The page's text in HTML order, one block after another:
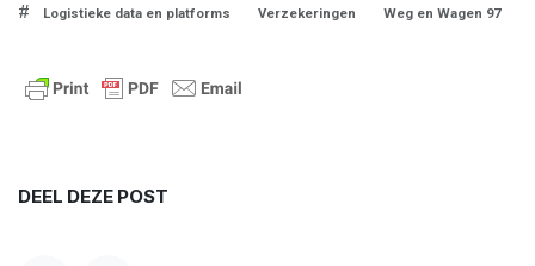
#
Logistieke data en platforms Verzekeringen Weg en Wagen 97
DEEL DEZE POST